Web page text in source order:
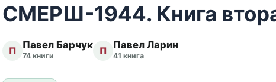
СМЕРШ-1944. Книга
П Павел Барчук
74 книги П Павел Ларин
41 книга